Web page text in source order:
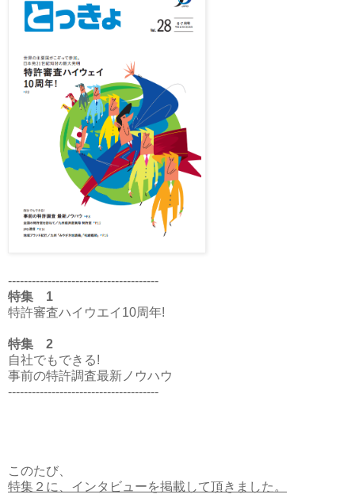
--------------------------------------
特集 1
特許審査ハイウエイ10周年!
特集 2
自社でもできる!
事前の特許調査最新ノウハウ
--------------------------------------
このたび、
特集２に、インタビューを掲載して頂きました。